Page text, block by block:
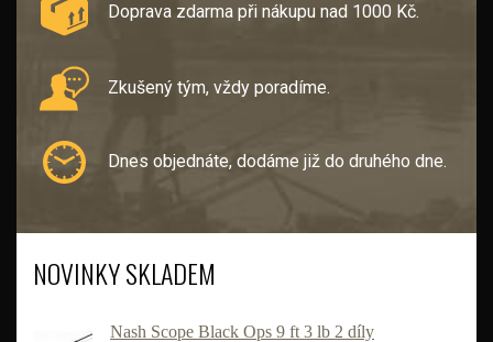
Doprava zdarma při nákupu nad 1000 Kč.
Zkušený tým, vždy poradíme.
Dnes objednáte, dodáme již do druhého dne.
NOVINKY SKLADEM
Nash Scope Black Ops 9 ft 3 lb 2 díly